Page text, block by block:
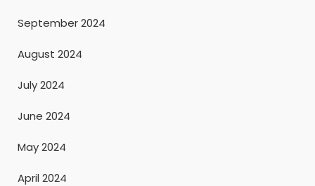
September 2024
August 2024
July 2024
June 2024
May 2024
April 2024